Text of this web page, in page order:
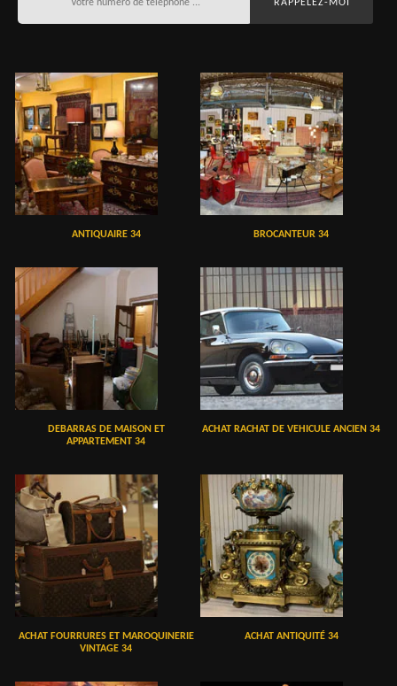
ANTIQUAIRE 34 BROCANTEUR 34
DEBARRAS DE MAISON ET
APPARTEMENT 34
ACHAT RACHAT DE VEHICULE ANCIEN 34
ACHAT FOURRURES ET MAROQUINERIE
VINTAGE 34
ACHAT ANTIQUITÉ 34